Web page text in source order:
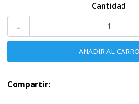
Cantidad
-
Compartir: